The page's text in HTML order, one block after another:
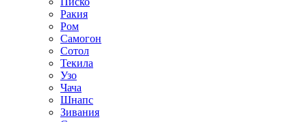
Ракия
Ром
Самогон
Сотол
Текила
Узо
Чача
Шнапс
Зивания